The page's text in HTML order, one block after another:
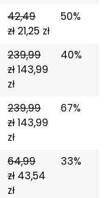
42,49
zł 21,25 zł
50%
239,99
zł 143,99
zł
40%
239,99
zł 143,99
zł
67%
64,99
zł 43,54
zł
33%